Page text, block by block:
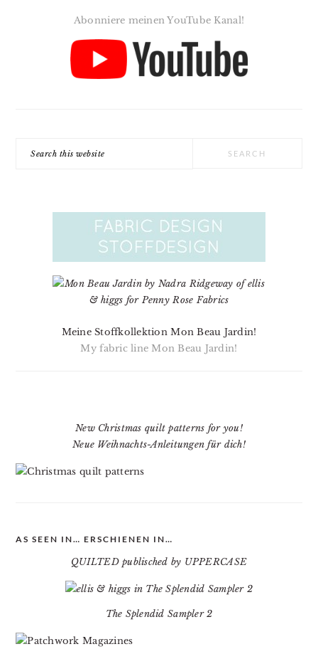
Abonniere meinen YouTube Kanal!
Meine Stoffkollektion Mon Beau Jardin!
My fabric line Mon Beau Jardin!
New Christmas quilt patterns for you!
Neue Weihnachts-Anleitungen für dich!
AS SEEN IN… ERSCHIENEN IN…
QUILTED publisched by UPPERCASE
The Splendid Sampler 2